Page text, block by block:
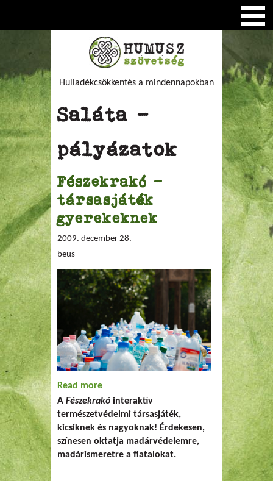
Hulladékcsökkentés a mindennapokban
Saláta -
pályázatok
Fészekrakó -
társasjáték
gyerekeknek
2009. december 28.
beus
Read more about Fészekrakó - társasjáték
gyerekeknek
A Fészekrakó interaktív
természetvédelmi társasjáték,
kicsiknek és nagyoknak! Érdekesen,
színesen oktatja madárvédelemre,
madárismeretre a fiatalokat.